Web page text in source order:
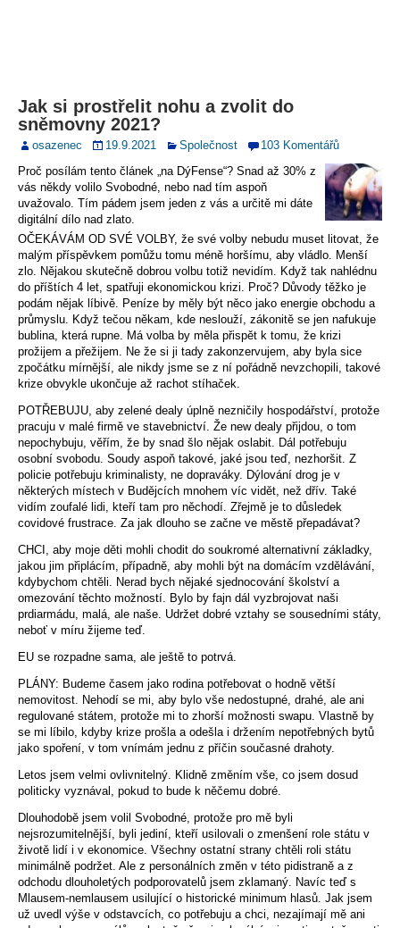
Jak si prostřelit nohu a zvolit do
sněmovny 2021?
osazenec 19.9.2021 Společnost
103 Komentářů
Proč posílám tento článek „na DýFense“? Snad až 30% z
vás někdy volilo Svobodné, nebo nad tím aspoň
uvažovalo. Tím pádem jsem jeden z vás a určitě mi dáte
digitální dílo nad zlato.
OČEKÁVÁM OD SVÉ VOLBY, že své volby nebudu muset litovat, že
malým příspěvkem pomůžu tomu méně horšímu, aby vládlo. Menší
zlo. Nějakou skutečně dobrou volbu totiž nevidím. Když tak nahlédnu
do příštích 4 let, spatřuji ekonomickou krizi. Proč? Důvody těžko je
podám nějak líbivě. Peníze by měly být něco jako energie obchodu a
průmyslu. Když tečou někam, kde neslouží, zákonitě se jen nafukuje
bublina, která rupne. Má volba by měla přispět k tomu, že krizi
prožijem a přežijem. Ne že si ji tady zakonzervujem, aby byla sice
zpočátku mírnější, ale nikdy jsme se z ní pořádně nevzchopili, takové
krize obvykle ukončuje až rachot stíhaček.
POTŘEBUJU, aby zelené dealy úplně nezničily hospodářství, protože
pracuju v malé firmě ve stavebnictví. Že new dealy přijdou, o tom
nepochybuju, věřím, že by snad šlo nějak oslabit. Dál potřebuju
osobní svobodu. Soudy aspoň takové, jaké jsou teď, nezhoršit. Z
policie potřebuju kriminalisty, ne dopraváky. Dýlování drog je v
některých místech v Budějcích mnohem víc vidět, než dřív. Také
vidím zoufalé lidi, kteří tam pro něchodí. Zřejmě je to důsledek
covidové frustrace. Za jak dlouho se začne ve městě přepadávat?
CHCI, aby moje děti mohli chodit do soukromé alternativní základky,
jakou jim připlácím, případně, aby mohli být na domácím vzdělávání,
kdybychom chtěli. Nerad bych nějaké sjednocování školství a
omezování těchto možností. Bylo by fajn dál vyzbrojovat naši
prdiarmádu, malá, ale naše. Udržet dobré vztahy se sousedními státy,
neboť v míru žijeme teď.
EU se rozpadne sama, ale ještě to potrvá.
PLÁNY: Budeme časem jako rodina potřebovat o hodně větší
nemovitost. Nehodí se mi, aby bylo vše nedostupné, drahé, ale ani
regulované státem, protože mi to zhorší možnosti swapu. Vlastně by
se mi líbilo, kdyby krize prošla a odešla i držením nepotřebných bytů
jako spoření, v tom vnímám jednu z příčin současné drahoty.
Letos jsem velmi ovlivnitelný. Klidně změním vše, co jsem dosud
politicky vyznával, pokud to bude k něčemu dobré.
Dlouhodobě jsem volil Svobodné, protože pro mě byli
nejsrozumitelnější, byli jediní, kteří usilovali o zmenšení role státu v
životě lidí i v ekonomice. Všechny ostatní strany chtěli roli státu
minimálně podržet. Ale z personálních změn v této pidistraně a z
odchodu dlouholetých podporovatelů jsem zklamaný. Navíc teď s
Mlausem-nemlausem usilující o historické minimum hlasů. Jak jsem
už uvedl výše v odstavcích, co potřebuju a chci, nezajímají mě ani